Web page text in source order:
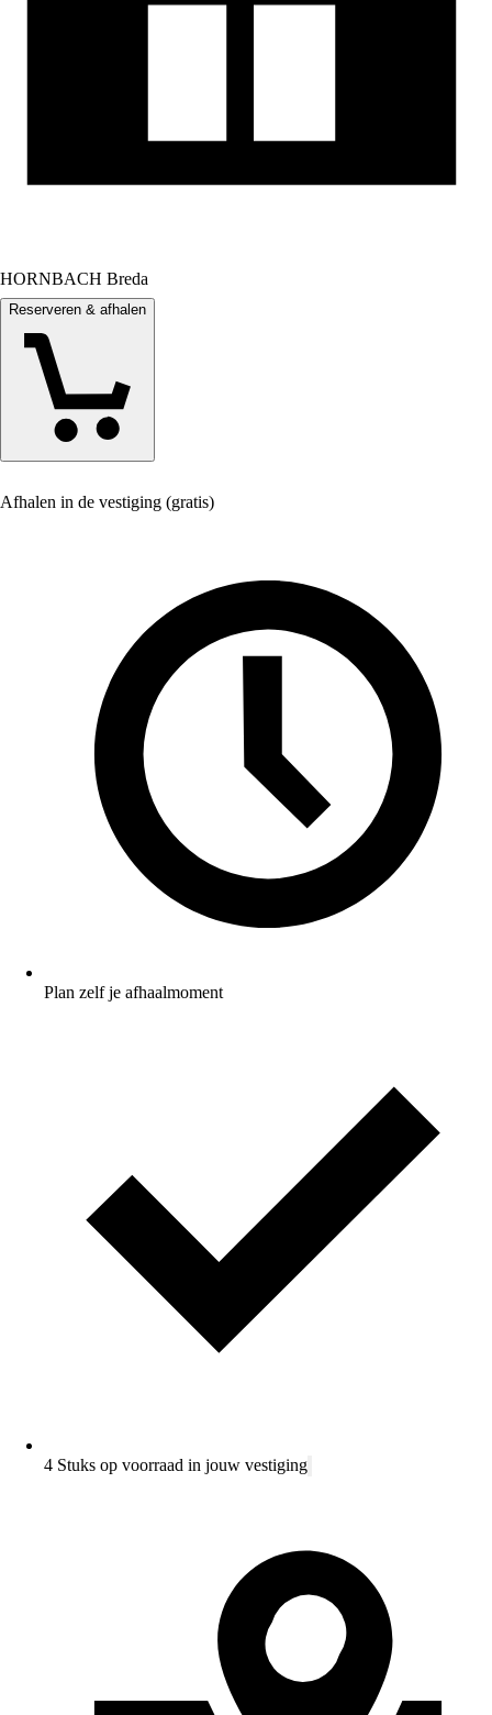
HORNBACH Breda
Reserveren & afhalen
Afhalen in de vestiging (gratis)
Plan zelf je afhaalmoment
4 Stuks op voorraad in jouw vestiging